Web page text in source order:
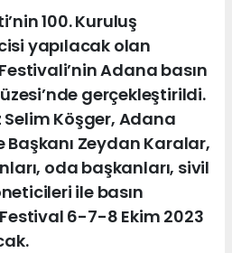
100. Kuruluş
yapılacak olan
Adana basın
gerçekleştirildi.
Köşger, Adana
Başkanı Zeydan Karalar,
oda başkanları, sivil
ile basın
Festival 6-7-8 Ekim 2023